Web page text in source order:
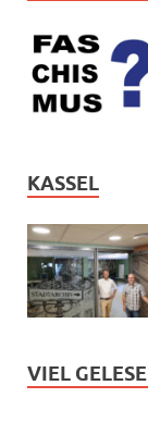
KASSEL
VIEL